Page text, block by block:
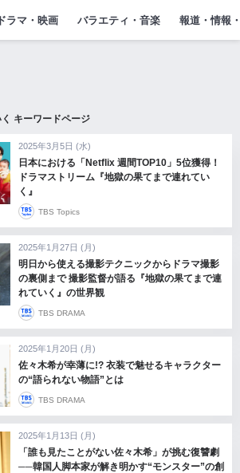
」トップページ
ドラマ・映画 バラエティ・音楽 報道・情報
キーワードページ
2025年3月5日 (水)
日本における「Netflix 週間TOP10」5位獲得！
ドラマストリーム『地獄の果てまで連れてい
く』
TBS Topics
2025年1月27日 (月)
明日から使える撮影テクニックからドラマ撮影
の裏側まで 撮影監督が語る『地獄の果てまで連
れていく』の世界観
TBS DRAMA
2025年1月20日 (月)
佐々木希が幸薄に!? 衣装で魅せるキャラクター
の“語られない物語”とは
TBS DRAMA
2025年1月13日 (月)
「誰も見たことがない佐々木希」が挑む復讐劇
──韓国人脚本家が解き明かす“モンスター”の創